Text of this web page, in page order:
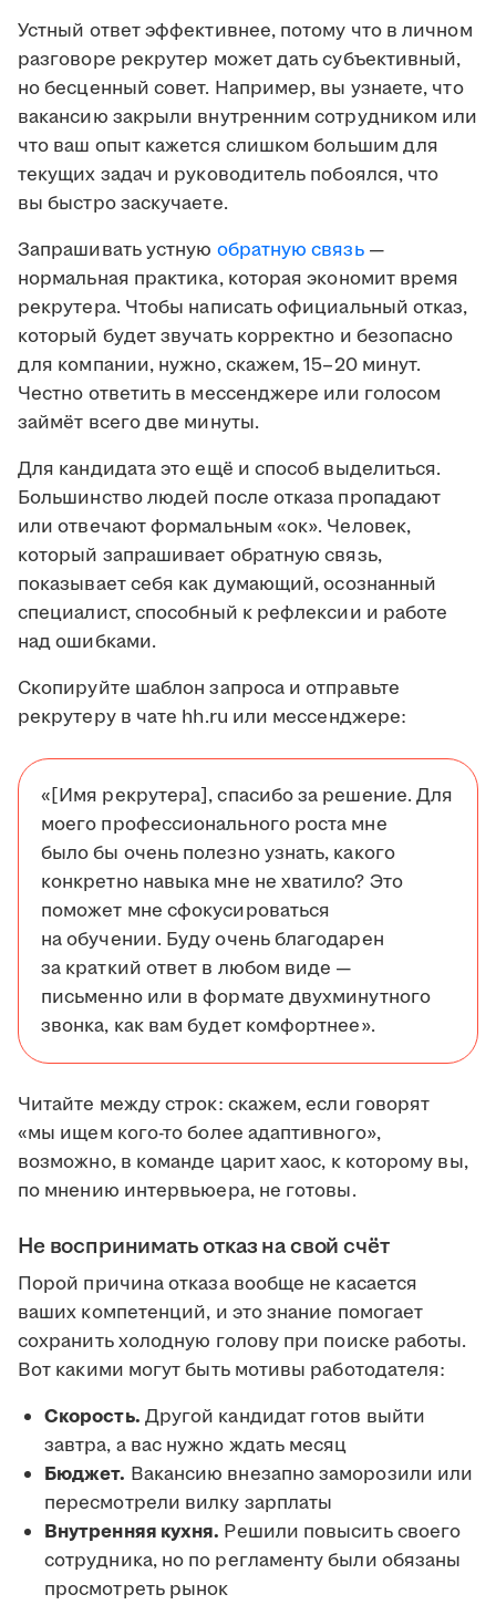
Устный ответ эффективнее, потому что в личном
разговоре рекрутер может дать субъективный,
но бесценный совет. Например, вы узнаете, что
вакансию закрыли внутренним сотрудником или
что ваш опыт кажется слишком большим для
текущих задач и руководитель побоялся, что
вы быстро заскучаете.
Запрашивать устную обратную связь—
нормальная практика, которая экономит время
рекрутера. Чтобы написать официальный отказ,
который будет звучать корректно и безопасно
для компании, нужно, скажем, 15–20 минут.
Честно ответить в мессенджере или голосом
займёт всего две минуты.
Для кандидата это ещё и способ выделиться.
Большинство людей после отказа пропадают
или отвечают формальным «ок». Человек,
который запрашивает обратную связь,
показывает себя как думающий, осознанный
специалист, способный к рефлексии и работе
над ошибками.
Скопируйте шаблон запроса и отправьте
рекрутеру в чате hh.ru или мессенджере:
«[Имя рекрутера], спасибо за решение. Для
моего профессионального роста мне
было бы очень полезно узнать, какого
конкретно навыка мне не хватило? Это
поможет мне сфокусироваться
на обучении. Буду очень благодарен
за краткий ответ в любом виде —
письменно или в формате двухминутного
звонка, как вам будет комфортнее».
Читайте между строк: скажем, если говорят
«мы ищем кого-то более адаптивного»,
возможно, в команде царит хаос, к которому вы,
по мнению интервьюера, не готовы.
Не воспринимать отказ на свой счёт
Порой причина отказа вообще не касается
ваших компетенций, и это знание помогает
сохранить холодную голову при поиске работы.
Вот какими могут быть мотивы работодателя:
Скорость. Другой кандидат готов выйти
завтра, а вас нужно ждать месяц
Бюджет. Вакансию внезапно заморозили или
пересмотрели вилку зарплаты
Внутренняя кухня. Решили повысить своего
сотрудника, но по регламенту были обязаны
просмотреть рынок